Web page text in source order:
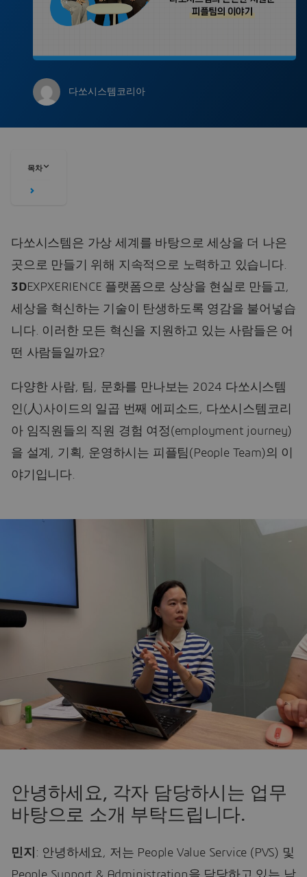
다쏘시스템코리아
목차
다쏘시스템은 가상 세계를 바탕으로 세상을 더 나은
곳으로 만들기 위해 지속적으로 노력하고 있습니다.
3DEXPXERIENCE 플랫폼으로 상상을 현실로 만들고,
세상을 혁신하는 기술이 탄생하도록 영감을 불어넣습
니다. 이러한 모든 혁신을 지원하고 있는 사람들은 어
떤 사람들일까요?
다양한 사람, 팀, 문화를 만나보는 2024 다쏘시스템
인(人)사이드의 일곱 번째 에피소드, 다쏘시스템코리
아 임직원들의 직원 경험 여정(employment journey)
을 설계, 기획, 운영하시는 피플팀(People Team)의 이
야기입니다.
안녕하세요, 각자 담당하시는 업무
바탕으로 소개 부탁드립니다.
민지 : 안녕하세요, 저는 People Value Service (PVS) 및